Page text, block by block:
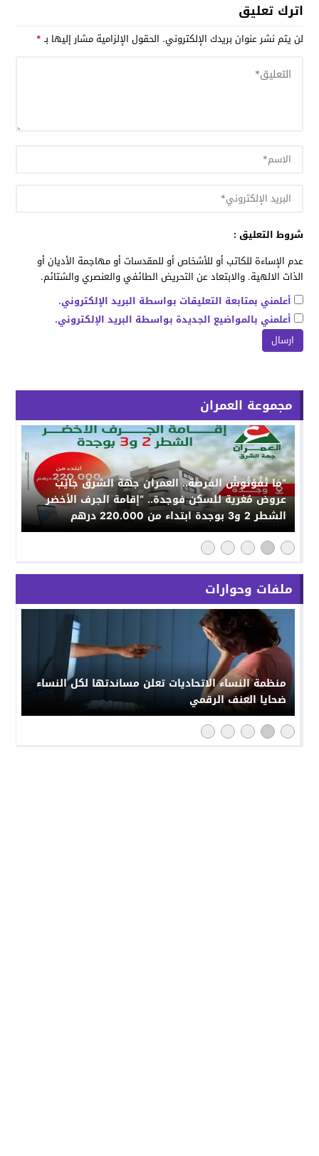
اترك تعليق
لن يتم نشر عنوان بريدك الإلكتروني. الحقول الإلزامية مشار إليها بـ*
شروط التعليق :
عدم الإساءة للكاتب أو للأشخاص أو للمقدسات أو مهاجمة الأديان أو
الذات الالهية. والابتعاد عن التحريض الطائفي والعنصري والشتائم.
أعلمني بمتابعة التعليقات بواسطة البريد الإلكتروني.
أعلمني بالمواضيع الجديدة بواسطة البريد الإلكتروني.
مجموعة العمران
“مَا تْفُوْتُوشْ الفرصة.. العمران جهة الشرق جَايْبَ
عروض مُغرية للسكن فوجدة.. “إقامة الجرف الأخضر
الشطر 2 و3 بوجدة ابتداء من 220.000 درهم
ملفات وحوارات
منظمة النساء الاتحاديات تعلن مساندتها لكل النساء
ضحايا العنف الرقمي